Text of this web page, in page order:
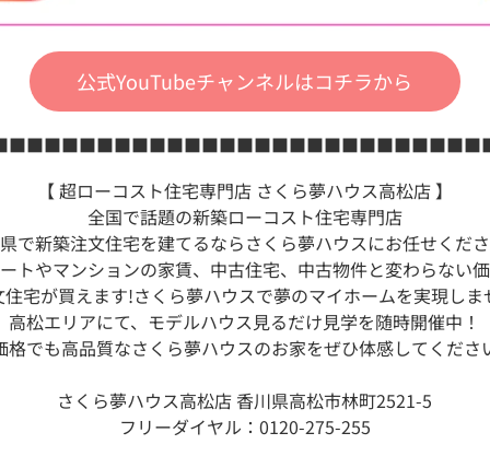
公式YouTubeチャンネルはコチラから
【 超ローコスト住宅専門店 さくら夢ハウス高松店 】
全国で話題の新築ローコスト住宅専門店
で新築注文住宅を建てるならさくら夢ハウスにお任せくだ
トやマンションの家賃、中古住宅、中古物件と変わらない
住宅が買えます!さくら夢ハウスで夢のマイホームを実現しま
高松エリアにて、モデルハウス見るだけ見学を随時開催中！
格でも高品質なさくら夢ハウスのお家をぜひ体感してくださ
さくら夢ハウス高松店 香川県高松市林町2521-5
フリーダイヤル：0120-275-255